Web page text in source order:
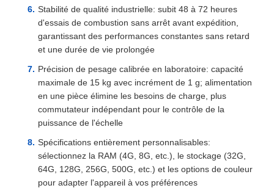
Stabilité de qualité industrielle: subit 48 à 72 heures
d'essais de combustion sans arrêt avant expédition,
garantissant des performances constantes sans retard
et une durée de vie prolongée
Précision de pesage calibrée en laboratoire: capacité
maximale de 15 kg avec incrément de 1 g; alimentation
en une pièce élimine les besoins de charge, plus
commutateur indépendant pour le contrôle de la
puissance de l'échelle
Spécifications entièrement personnalisables:
sélectionnez la RAM (4G, 8G, etc.), le stockage (32G,
64G, 128G, 256G, 500G, etc.) et les options de couleur
pour adapter l'appareil à vos préférences